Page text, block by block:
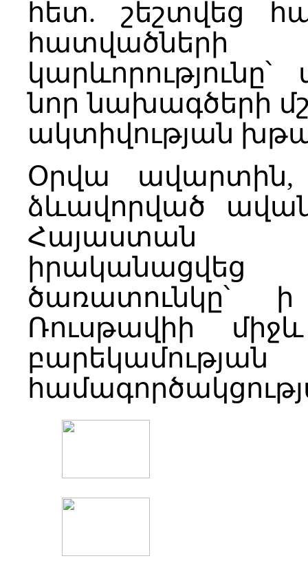
հետ. շեշտվեց
հատվածների
նոր նախագծերի
ակտիվության
Օրվա ավարտին,
ձևավորված
Հայաստան
Ռուսթավիի